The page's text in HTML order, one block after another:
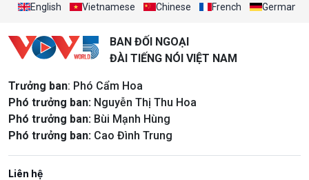
English Vietnamese Chinese French German
BAN ĐỐI NGOẠI
ĐÀI TIẾNG NÓI VIỆT NAM
Trưởng ban: Phó Cẩm Hoa
Phó trưởng ban: Nguyễn Thị Thu Hoa
Phó trưởng ban: Bùi Mạnh Hùng
Phó trưởng ban: Cao Đình Trung
Liên hệ